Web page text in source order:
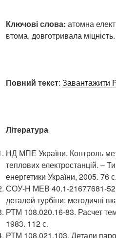
Ключові слова: атомна
втома, довготривала міцність.
Повний текст: Завантажити
Література
НД МПЕ України. Контроль
теплових електростанцій. –
енергетики України, 2005. 76 с.
СОУ-Н МЕВ 40.1-21677681-
деталей турбіни: методичні
РТМ 108.020.16-83. Расчет
1983. 112 с.
РТМ 108.021.103. Детали